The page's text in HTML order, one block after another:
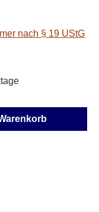
nach § 19 UStG